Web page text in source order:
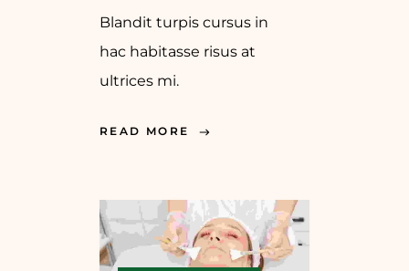
Blandit turpis cursus in
hac habitasse risus at
ultrices mi.
READ MORE